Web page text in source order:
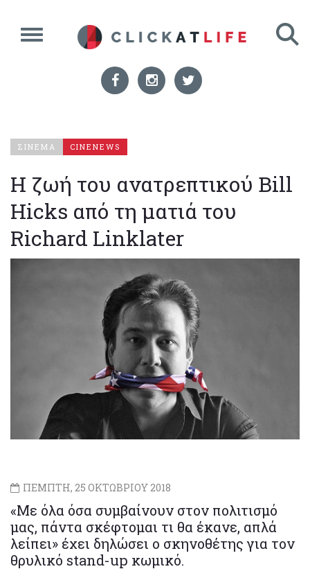
ΣΙΝΕΜΑ CINENEWS
Η ζωή του ανατρεπτικού Bill
Hicks από τη ματιά του
Richard Linklater
ΠΕΜΠΤΗ, 25 ΟΚΤΩΒΡΙΟΥ 2018
«Με όλα όσα συμβαίνουν στον πολιτισμό
μας, πάντα σκέφτομαι τι θα έκανε, απλά
λείπει» έχει δηλώσει ο σκηνοθέτης για τον
θρυλικό stand-up κωμικό.